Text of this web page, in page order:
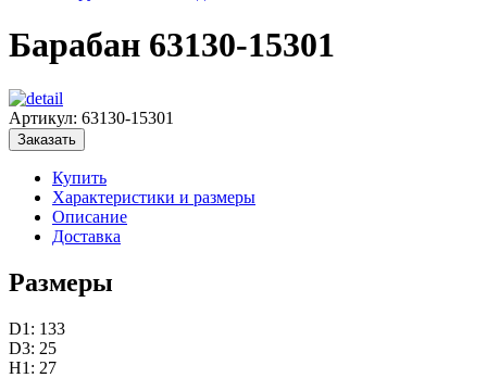
Барабан 63130-15301
Артикул: 63130-15301
Заказать
Купить
Характеристики и размеры
Описание
Доставка
Размеры
D1: 133
D3: 25
H1: 27